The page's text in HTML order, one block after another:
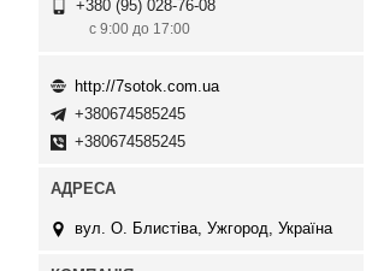
+380 (95) 028-76-08
с 9:00 до 17:00
http://7sotok.com.ua
+380674585245
+380674585245
вул. О. Блистіва, Ужгород, Україна